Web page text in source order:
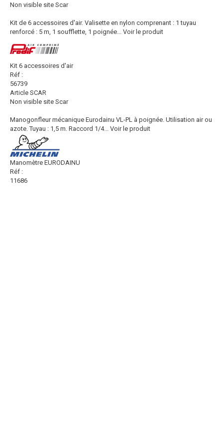
Non visible site Scar
Kit de 6 accessoires d'air. Valisette en nylon comprenant : 1 tuyau
renforcé : 5 m, 1 soufflette, 1 poignée... Voir le produit
Kit 6 accessoires d'air
Réf :
56739
Article SCAR
Non visible site Scar
Manogonfleur mécanique Eurodainu VL-PL à poignée. Utilisation air ou
azote. Tuyau : 1,5 m. Raccord 1/4... Voir le produit
Manomètre EURODAINU
Réf :
11686